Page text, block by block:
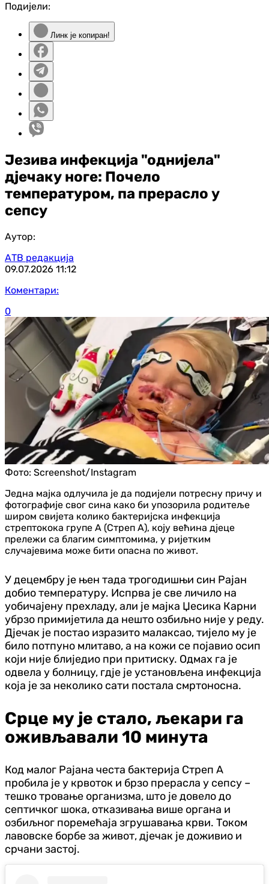
Подијели:
Линк је копиран!
Језива инфекција "однијела"
дјечаку ноге: Почело
температуром, па прерасло у
сепсу
Аутор:
АТВ редакција
09.07.2026 11:12
Коментари:
0
Фото: Screenshot/Instagram
Једна мајка одлучила је да подијели потресну причу и
фотографије свог сина како би упозорила родитеље
широм свијета колико бактеријска инфекција
стрептокока групе А (Стреп А), коју већина дјеце
прележи са благим симптомима, у ријетким
случајевима може бити опасна по живот.
У децембру је њен тада трогодишњи син Рајан
добио температуру. Испрва је све личило на
уобичајену прехладу, али је мајка Џесика Карни
убрзо примијетила да нешто озбиљно није у реду.
Дјечак је постао изразито малаксао, тијело му је
било потпуно млитаво, а на кожи се појавио осип
који није блиједио при притиску. Одмах га је
одвела у болницу, гдје је установљена инфекција
која је за неколико сати постала смртоносна.
Срце му је стало, љекари га
оживљавали 10 минута
Код малог Рајана честа бактерија Стреп А
пробила је у крвоток и брзо прерасла у сепсу –
тешко тровање организма, што је довело до
септичког шока, отказивања више органа и
озбиљног поремећаја згрушавања крви. Током
лавовске борбе за живот, дјечак је доживио и
срчани застој.